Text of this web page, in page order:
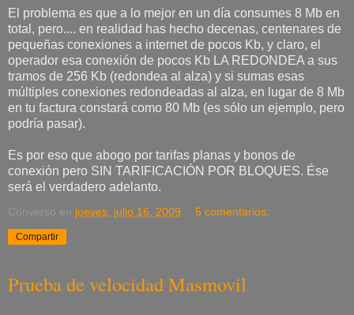
El problema es que a lo mejor en un día consumes 8 Mb en
total, pero.... en realidad has hecho decenas, centenares de
pequeñas conexiones a internet de pocos Kb, y claro, el
operador esa conexión de pocos Kb LA REDONDEA a sus
tramos de 256 Kb (redondea al alza) y si sumas esas
múltiples conexiones redondeadas al alza, en lugar de 8 Mb
en tu factura constará como 80 Mb (es sólo un ejemplo, pero
podría pasar).
Es por eso que abogo por tarifas planas y bonos de
conexión pero SIN TARIFICACIÓN POR BLOQUES. Ése
será el verdadero adelanto.
Converso en jueves, julio 16, 2009 5 comentarios:
Compartir
Prueba de velocidad Masmovil